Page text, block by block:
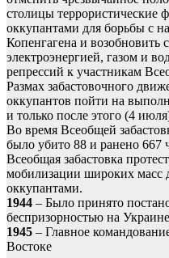
столицы террористические
оккупантами для борьбы с
Копенгагена и возобновить
электроэнергией, газом и
репрессий к участникам
Размах забастовочного
оккупантов пойти на
и только после этого (4
Во время Всеобщей
было убито 88 и ранено 667
Всеобщая забастовка
мобилизации широких масс
оккупантами.
1944 – Было принято
беспризорностью на
1945 – Главное
Востоке